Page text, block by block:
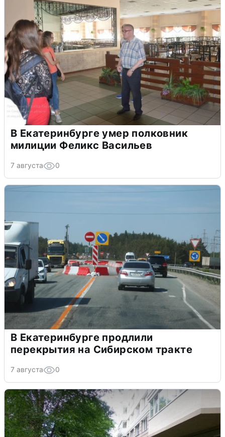
В Екатеринбурге умер полковник
милиции Феликс Васильев
7 августа 0
В Екатеринбурге продлили
перекрытия на Сибирском тракте
7 августа 0